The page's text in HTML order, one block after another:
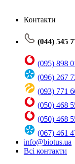
Контакти
(044) 545
(095) 898
(096) 267
(093) 771
(050) 468
(050) 468
(067) 461
info@biotus.ua
Всі контакти